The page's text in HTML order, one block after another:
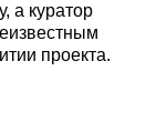
а куратор
проекта.